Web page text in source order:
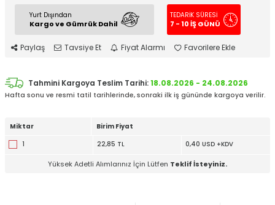
Yurt Dışından
Kargo ve Gümrük Dahil
TEDARİK SÜRESİ
7 - 10 İŞ GÜNÜ
Paylaş Tavsiye Et Fiyat Alarmı Favorilere Ekle
Tahmini Kargoya Teslim Tarihi:18.08.2026 - 24.08.2026
Hafta sonu ve resmi tatil tarihlerinde, sonraki ilk iş gününde kargoya verilir.
Miktar
Birim Fiyat
1
22,85 TL 0,40 USD +KDV
Yüksek Adetli Alımlarınız İçin Lütfen Teklif İsteyiniz.